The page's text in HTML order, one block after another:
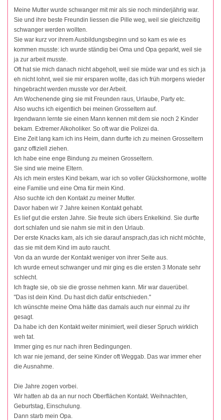
Meine Mutter wurde schwanger mit mir als sie noch minderjährig war.
Sie und ihre beste Freundin liessen die Pille weg, weil sie gleichzeitig
schwanger werden wollten.
Sie war kurz vor ihrem Ausbildungsbeginn und so kam es wie es
kommen musste: ich wurde ständig bei Oma und Opa geparkt, weil sie
ja zur arbeit musste.
Oft hat sie mich danach nicht abgeholt, weil sie müde war und es sich ja
eh nicht lohnt, weil sie mir ersparen wollte, das ich früh morgens wieder
hingebracht werden musste vor der Arbeit.
Am Wochenende ging sie mit Freunden raus, Urlaube, Party etc.
Also wuchs ich eigentlich bei meinen Grosseltern auf.
Irgendwann lernte sie einen Mann kennen mit dem sie noch 2 Kinder
bekam. Extremer Alkoholiker. So oft war die Polizei da.
Eine Zeit lang kam ich ins Heim, dann durfte ich zu meinen Grosseltern
ganz offiziell ziehen.
Ich habe eine enge Bindung zu meinen Grosseltern.
Sie sind wie meine Eltern.
Als ich mein erstes Kind bekam, war ich so voller Glückshormone, wollte
eine Familie und eine Oma für mein Kind.
Also suchte ich den Kontakt zu meiner Mutter.
Davor haben wir 7 Jahre keinen Kontakt gehabt.
Es lief gut die ersten Jahre. Sie freute sich übers Enkelkind. Sie durfte
dort schlafen und sie nahm sie mit in den Urlaub.
Der erste Knacks kam, als ich sie darauf ansprach,das ich nicht möchte,
das sie mit dem Kind im auto raucht.
Von da an wurde der Kontakt weniger von ihrer Seite aus.
Ich wurde erneut schwanger und mir ging es die ersten 3 Monate sehr
schlecht.
Ich fragte sie, ob sie die grosse nehmen kann. Mir war dauerübel.
"Das ist dein Kind. Du hast dich dafür entschieden."
Ich wünschte meine Oma hätte das damals auch nur einmal zu ihr
gesagt.
Da habe ich den Kontakt weiter minimiert, weil dieser Spruch wirklich
weh tat.
Immer ging es nur nach ihren Bedingungen.
Ich war nie jemand, der seine Kinder oft Weggab. Das war immer eher
die Ausnahme.
Die Jahre zogen vorbei.
Wir hatten ab da an nur noch Oberflächen Kontakt. Weihnachten,
Geburtstag, Einschulung.
Dann starb mein Opa.